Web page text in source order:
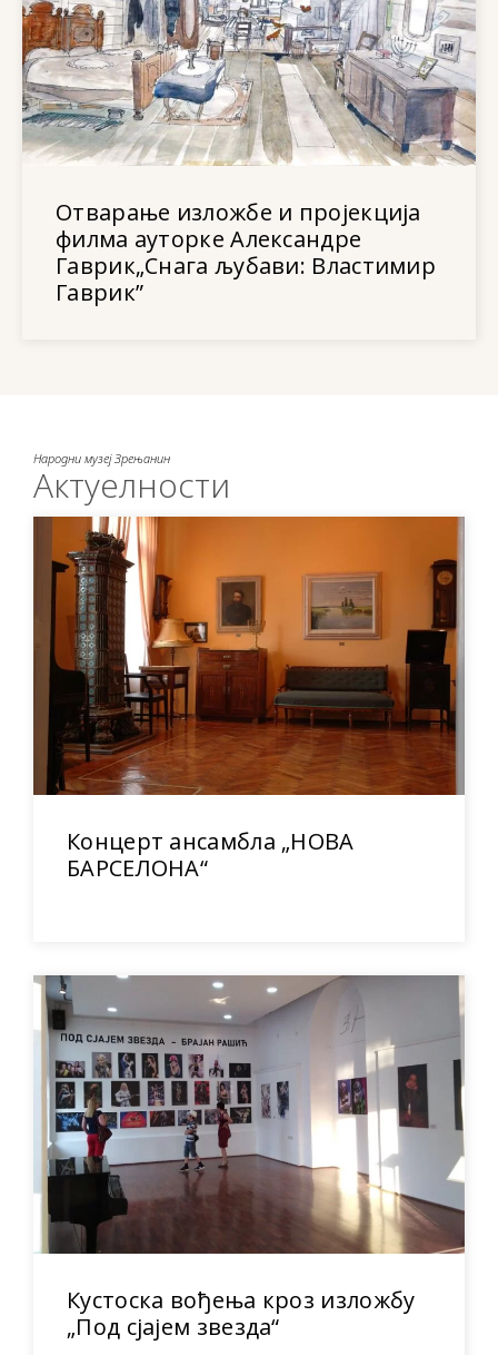
Отварање изложбе и пројекција
филма ауторке Александре
Гаврик„Снага љубави: Властимир
Гаврик”
Народни музеј Зрењанин
Актуелности
Концерт ансамбла „НОВА
БАРСЕЛОНА“
Кустоска вођења кроз изложбу
„Под сјајем звезда“